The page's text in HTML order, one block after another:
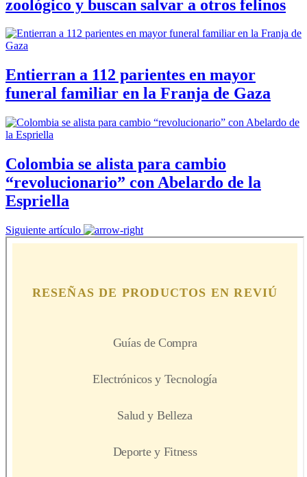
zoológico y buscan salvar a otros felinos
Entierran a 112 parientes en mayor
funeral familiar en la Franja de Gaza
Colombia se alista para cambio
“revolucionario” con Abelardo de la
Espriella
Siguiente artículo